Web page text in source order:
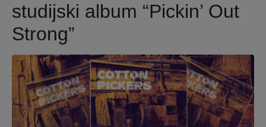
studijski album “Pickin’ Out
Strong”